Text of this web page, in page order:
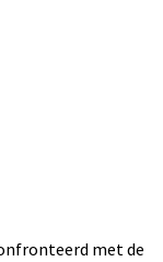
met de